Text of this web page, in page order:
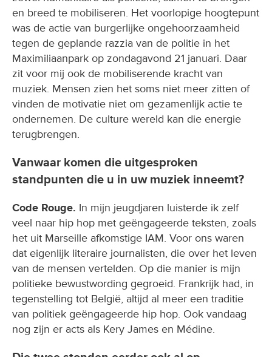
en breed te mobiliseren. Het voorlopige hoogtepunt
was de actie van burgerlijke ongehoorzaamheid
tegen de geplande razzia van de politie in het
Maximiliaanpark op zondagavond 21 januari. Daar
zit voor mij ook de mobiliserende kracht van
muziek. Mensen zien het soms niet meer zitten of
vinden de motivatie niet om gezamenlijk actie te
ondernemen. De culture wereld kan die energie
terugbrengen.
Vanwaar komen die uitgesproken
standpunten die u in uw muziek inneemt?
Code Rouge. In mijn jeugdjaren luisterde ik zelf
veel naar hip hop met geëngageerde teksten, zoals
het uit Marseille afkomstige IAM. Voor ons waren
dat eigenlijk literaire journalisten, die over het leven
van de mensen vertelden. Op die manier is mijn
politieke bewustwording gegroeid. Frankrijk had, in
tegenstelling tot België, altijd al meer een traditie
van politiek geëngageerde hip hop. Ook vandaag
nog zijn er acts als Kery James en Médine.